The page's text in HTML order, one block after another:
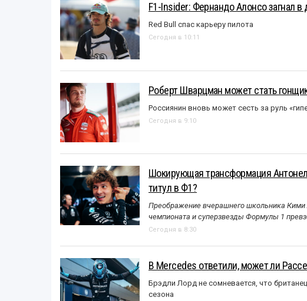
F1-Insider: Фернандо Алонсо загнал в
Red Bull спас карьеру пилота
Сегодня в 10:11
Роберт Шварцман может стать
Россиянин вновь может сесть за руль
Сегодня в 9:10
Шокирующая трансформация
титул в Ф1?
Преображение вчерашнего школьника Кими
чемпионата и суперзвезды Формулы 1
Сегодня в 8:30
В Mercedes ответили, может ли
Брэдли Лорд не сомневается, что
сезона